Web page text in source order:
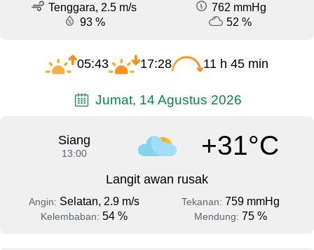
Tenggara, 2.5 m/s
762 mmHg
93 %
52 %
05:43 17:28 11 h 45 min
Jumat, 14 Agustus 2026
Siang
13:00 +31°C
Langit awan rusak
Angin: Selatan, 2.9 m/s Tekanan: 759 mmHg
Kelembaban: 54 % Mendung: 75 %